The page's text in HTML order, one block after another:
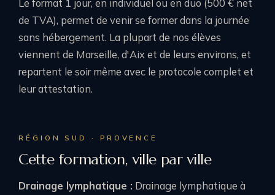
de TVA), permet de venir se former dans la journée
sans hébergement. La plupart de nos élèves
viennent de Marseille, d'Aix et de leurs environs, et
repartent le soir même avec le protocole complet et
leur attestation.
RÉGION SUD · PROVENCE
Cette formation, ville par ville
Drainage lymphatique : Drainage lymphatique à